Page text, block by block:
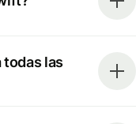
todas las